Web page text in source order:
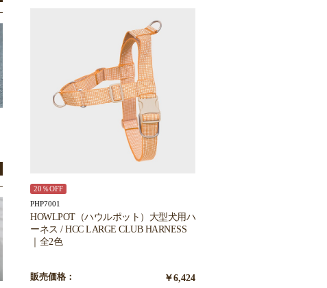
20％OFF
PHP7001
HOWLPOT（ハウルポット）大型犬用ハ
ーネス / HCC LARGE CLUB HARNESS
｜全2色
販売価格： ￥6,424